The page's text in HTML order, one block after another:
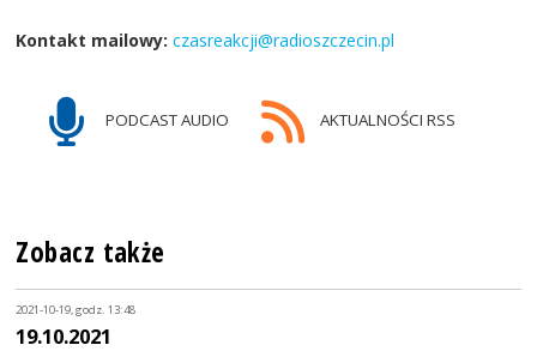
Kontakt mailowy: czasreakcji@radioszczecin.pl
PODCAST AUDIO AKTUALNOŚCI RSS
Zobacz także
2021-10-19, godz. 13:48
19.10.2021